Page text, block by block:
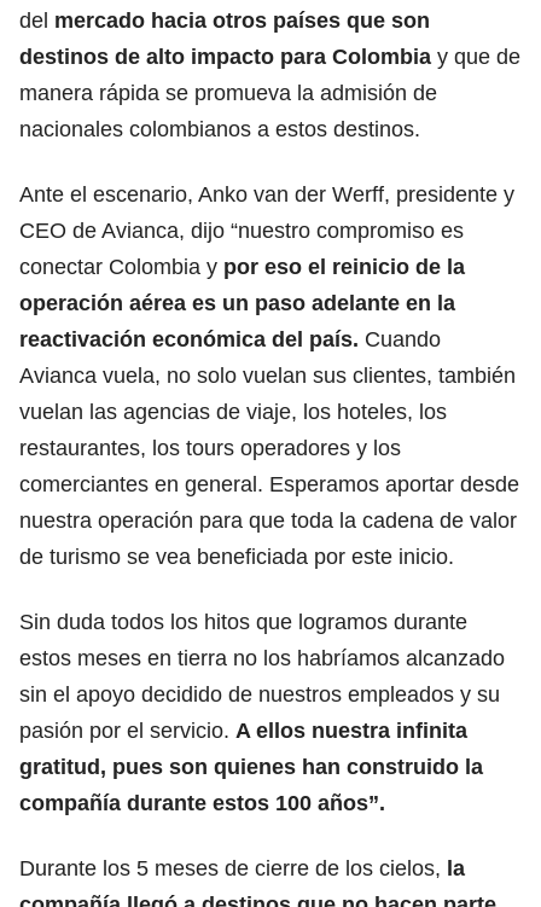
del mercado hacia otros países que son
destinos de alto impacto para Colombia y que de
manera rápida se promueva la admisión de
nacionales colombianos a estos destinos.
Ante el escenario, Anko van der Werff, presidente y
CEO de Avianca, dijo “nuestro compromiso es
conectar Colombia y por eso el reinicio de la
operación aérea es un paso adelante en la
reactivación económica del país. Cuando
Avianca vuela, no solo vuelan sus clientes, también
vuelan las agencias de viaje, los hoteles, los
restaurantes, los tours operadores y los
comerciantes en general. Esperamos aportar desde
nuestra operación para que toda la cadena de valor
de turismo se vea beneficiada por este inicio.
Sin duda todos los hitos que logramos durante
estos meses en tierra no los habríamos alcanzado
sin el apoyo decidido de nuestros empleados y su
pasión por el servicio. A ellos nuestra infinita
gratitud, pues son quienes han construido la
compañía durante estos 100 años”.
Durante los 5 meses de cierre de los cielos, la